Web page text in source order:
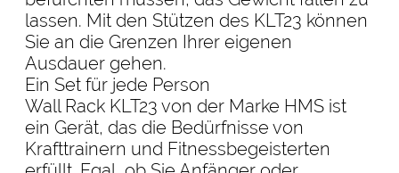
lassen. Mit den Stützen des KLT23 können
Sie an die Grenzen Ihrer eigenen
Ausdauer gehen.
Ein Set für jede Person
Wall Rack KLT23 von der Marke HMS ist
ein Gerät, das die Bedürfnisse von
Krafttrainern und Fitnessbegeisterten